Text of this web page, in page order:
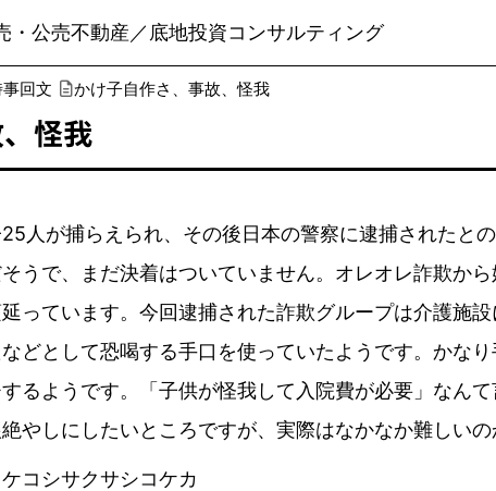
・公売不動産／底地投資コンサルティング
回文 かけ子自作さ、事故、怪我
怪我
人が捕らえられ、その後日本の警察に逮捕されたと
うで、まだ決着はついていません。オレオレ詐欺か
っています。今回逮捕された詐欺グループは介護施
どとして恐喝する手口を使っていたようです。かな
るようです。「子供が怪我して入院費が必要」なん
やしにしたいところですが、実際はなかなか難しい
コシサクサシコケカ